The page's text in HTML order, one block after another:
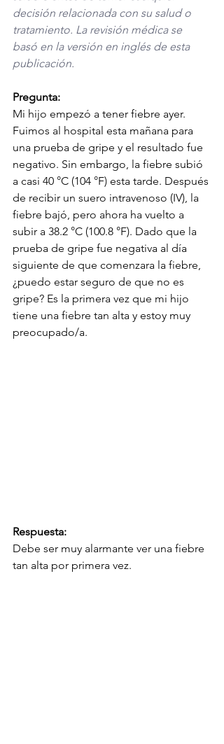
decisión relacionada con su salud o
tratamiento. La revisión médica se
basó en la versión en inglés de esta
publicación.
Pregunta:
Mi hijo empezó a tener fiebre ayer.
Fuimos al hospital esta mañana para
una prueba de gripe y el resultado fue
negativo. Sin embargo, la fiebre subió
a casi 40 °C (104 °F) esta tarde. Después
de recibir un suero intravenoso (IV), la
fiebre bajó, pero ahora ha vuelto a
subir a 38.2 °C (100.8 °F). Dado que la
prueba de gripe fue negativa al día
siguiente de que comenzara la fiebre,
¿puedo estar seguro de que no es
gripe? Es la primera vez que mi hijo
tiene una fiebre tan alta y estoy muy
preocupado/a.
Respuesta:
Debe ser muy alarmante ver una fiebre
tan alta por primera vez.